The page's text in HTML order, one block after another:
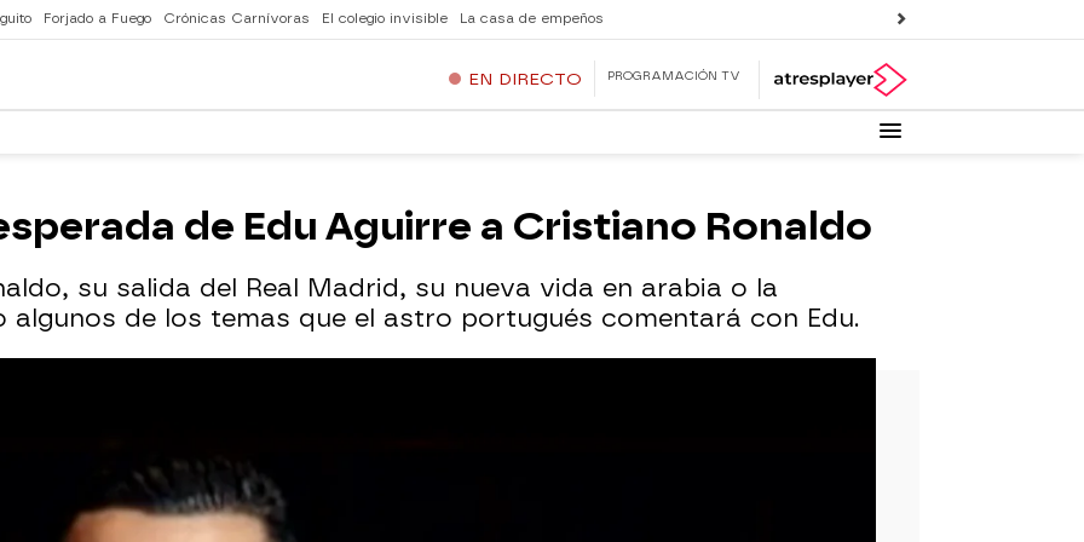
Forjado a Fuego Crónicas Carnívoras El colegio invisible La casa de empeños
EN DIRECTO PROGRAMACIÓN TV
de Edu Aguirre a Cristiano Ronaldo
su salida del Real Madrid, su nueva vida en arabia o la
de los temas que el astro portugués comentará con Edu.